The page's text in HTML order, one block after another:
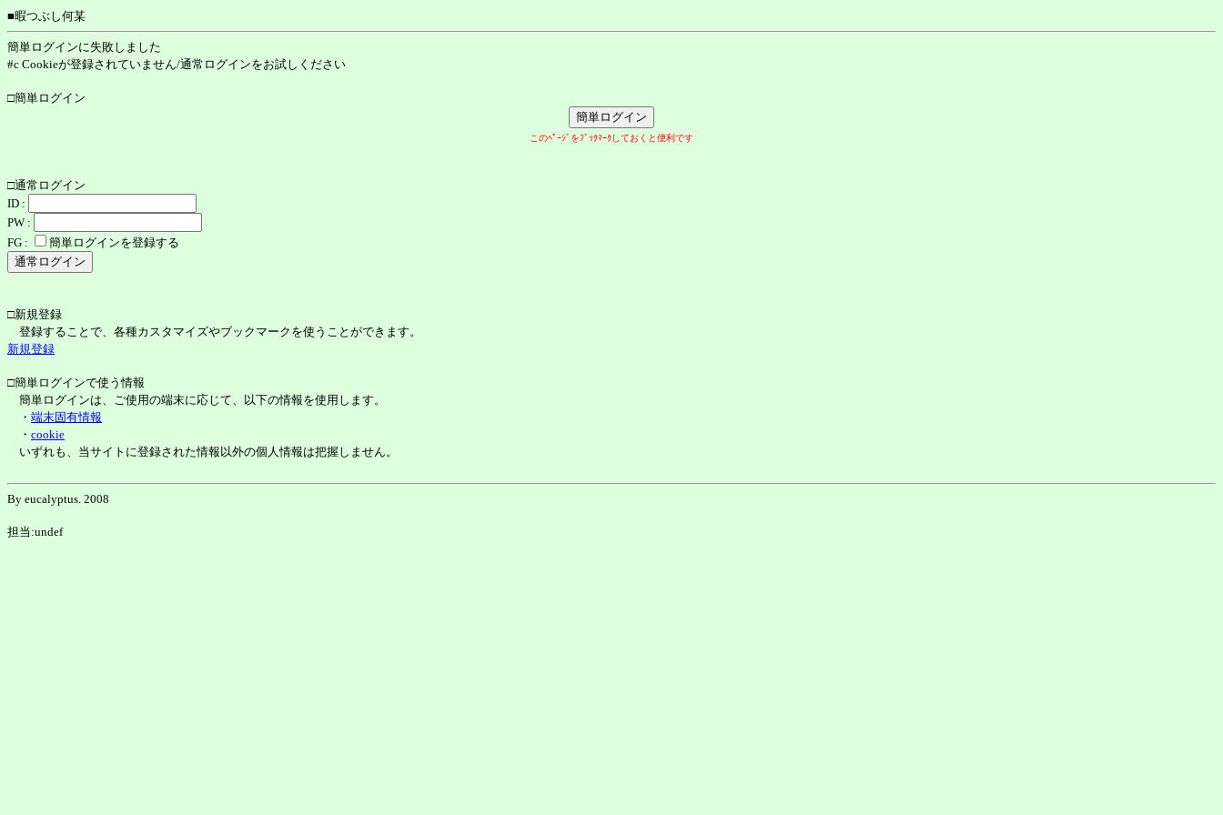
■暇つぶし何某
簡単ログインに失敗しました
#c Cookieが登録されていません/通常ログインをお試しください
□簡単ログイン
このﾍﾟｰｼﾞをﾌﾞｯｸﾏｰｸしておくと便利です
□通常ログイン
ID :
PW :
FG :
簡単ログインを登録する
□新規登録
登録することで、各種カスタマイズやブックマークを使うことができます。
新規登録
□簡単ログインで使う情報
簡単ログインは、ご使用の端末に応じて、以下の情報を使用します。
・ 端末固有情報
・ cookie
いずれも、当サイトに登録された情報以外の個人情報は把握しません。
By eucalyptus. 2008
担当:undef